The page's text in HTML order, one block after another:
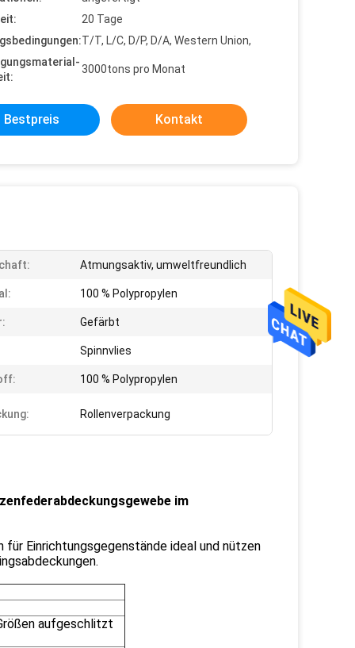
20 Tage
T/T, L/C, D/P, D/A, Western Union,
3000tons pro Monat
Bestpreis Kontakt
Atmungsaktiv, umweltfreundlich
100 % Polypropylen
Gefärbt
Spinnvlies
100 % Polypropylen
Rollenverpackung
im
Einrichtungsgegenstände ideal und nützen
aufgeschlitzt